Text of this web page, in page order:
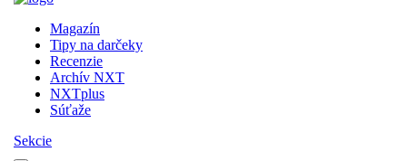
Magazín
Tipy na darčeky
Recenzie
Archív NXT
NXTplus
Súťaže
Sekcie